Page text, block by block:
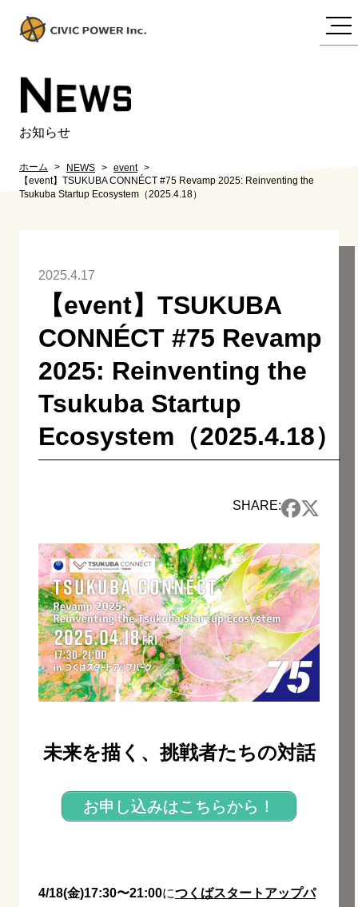
NEWS
お知らせ
ホーム NEWS
event
【event】TSUKUBA CONNÉCT #75 Revamp 2025: Reinventing the
Tsukuba Startup Ecosystem（2025.4.18）
2025.4.17
【event】TSUKUBA
CONNÉCT #75 Revamp
2025: Reinventing the
Tsukuba Startup
Ecosystem（2025.4.18）
SHARE:
未来を描く、挑戦者たちの対話
お申し込みはこちらから！
4/18(金)17:30〜21:00につくばスタートアップパ